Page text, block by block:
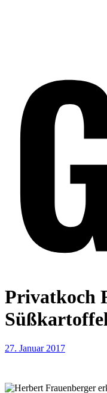
Privatkoch
27. Januar 2017